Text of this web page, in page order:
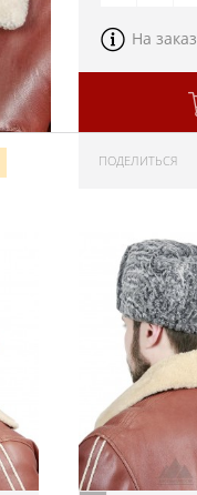
На заказ
ПОДЕЛИТЬСЯ